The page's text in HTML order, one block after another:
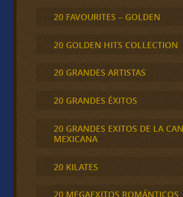
20 FAVOURITES – GOLDEN
20 GOLDEN HITS COLLECTION
20 GRANDES ARTISTAS
20 GRANDES ÉXITOS
20 GRANDES EXITOS DE LA
MEXICANA
20 KILATES
20 MEGAEXITOS ROMÁNTICOS